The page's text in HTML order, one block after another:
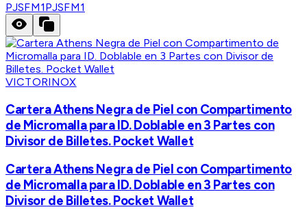
PJSFM1PJSFM1
VICTORINOX
Cartera Athens Negra de Piel con Compartimento
de Micromalla para ID. Doblable en 3 Partes con
Divisor de Billetes. Pocket Wallet
Cartera Athens Negra de Piel con Compartimento
de Micromalla para ID. Doblable en 3 Partes con
Divisor de Billetes. Pocket Wallet